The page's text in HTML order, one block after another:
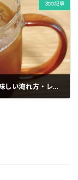
次の記事
夏にピッタリ！アイスアメリカーノの美味しい淹れ方・レシピ